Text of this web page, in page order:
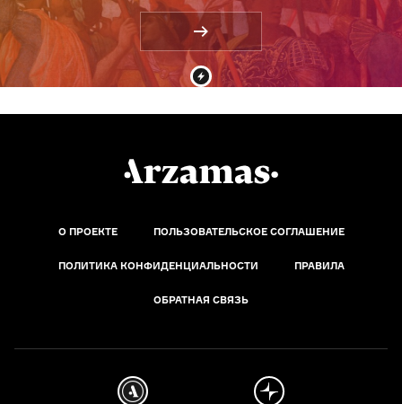
О ПРОЕКТЕ ПОЛЬЗОВАТЕЛЬСКОЕ СОГЛАШЕНИЕ
ПОЛИТИКА КОНФИДЕНЦИАЛЬНОСТИ ПРАВИЛА
ОБРАТНАЯ СВЯЗЬ